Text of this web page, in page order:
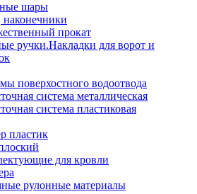
шары
прокат
ручки.Накладки для ворот и
поверхостного водоотвода
система металлическая
система пластиковая
пластик
для кровли
рулонные материалы